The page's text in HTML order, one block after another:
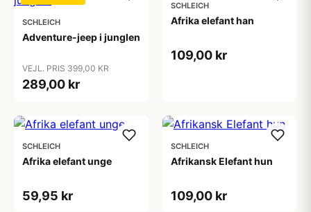
SCHLEICH
Adventure-jeep i junglen
VEJL. PRIS 399,00 KR
289,00 kr
SCHLEICH
Afrika elefant han
109,00 kr
SCHLEICH
Afrika elefant unge
59,95 kr
SCHLEICH
Afrikansk Elefant hun
109,00 kr